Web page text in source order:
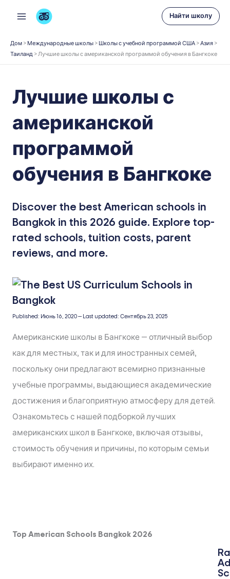
содержимому
Найти школу
Дом > Международные школы > Школы с учебной программой США >Азия >
Таиланд > Лучшие школы с американской программой обучения в Бангкоке
Лучшие школы с
американской
программой
обучения в Бангкоке
Discover the best American schools in
Bangkok in this 2026 guide. Explore top-
rated schools, tuition costs, parent
reviews, and more.
Published: Июнь 16, 2020— Last updated: Сентябрь 23, 2025
Американские школы в Бангкоке — отличный выбор
как для местных, так и для иностранных семей,
поскольку они предлагают всемирно признанные
учебные программы, выдающиеся академические
достижения и благоприятную атмосферу для детей.
Ознакомьтесь с нашей подборкой лучших
американских школ в Бангкоке, включая отзывы,
стоимость обучения и причины, по которым семьи
выбирают именно их.
Top American Schools Bangkok 2026